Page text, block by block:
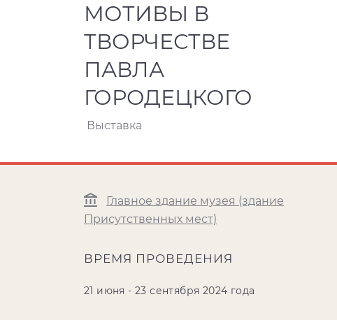
МОТИВЫ В
ТВОРЧЕСТВЕ
ПАВЛА
ГОРОДЕЦКОГО
Выставка
Главное здание музея (здание
Присутственных мест)
ВРЕМЯ ПРОВЕДЕНИЯ
21 июня - 23 сентября 2024 года